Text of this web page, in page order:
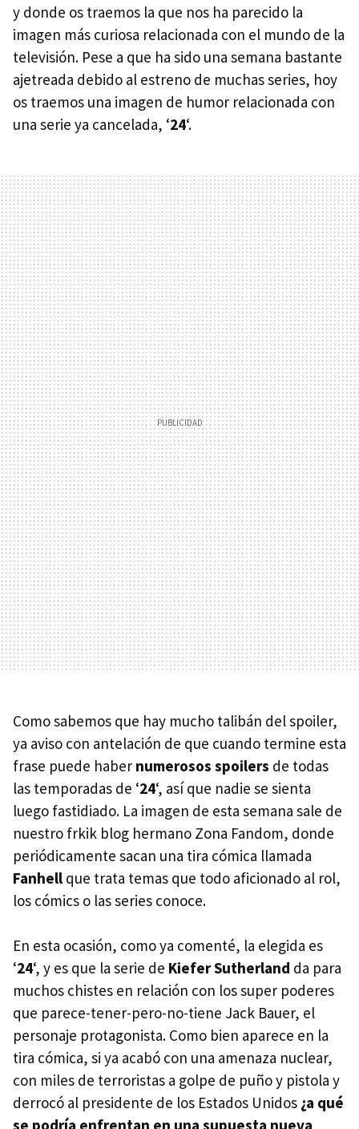
y donde os traemos la que nos ha parecido la
imagen más curiosa relacionada con el mundo de la
televisión. Pese a que ha sido una semana bastante
ajetreada debido al estreno de muchas series, hoy
os traemos una imagen de humor relacionada con
una serie ya cancelada, ‘24‘.
Como sabemos que hay mucho talibán del spoiler,
ya aviso con antelación de que cuando termine esta
frase puede haber numerosos spoilers de todas
las temporadas de ‘24‘, así que nadie se sienta
luego fastidiado. La imagen de esta semana sale de
nuestro frkik blog hermano Zona Fandom, donde
periódicamente sacan una tira cómica llamada
Fanhell que trata temas que todo aficionado al rol,
los cómics o las series conoce.
En esta ocasión, como ya comenté, la elegida es
‘24‘, y es que la serie de Kiefer Sutherland da para
muchos chistes en relación con los super poderes
que parece-tener-pero-no-tiene Jack Bauer, el
personaje protagonista. Como bien aparece en la
tira cómica, si ya acabó con una amenaza nuclear,
con miles de terroristas a golpe de puño y pistola y
derrocó al presidente de los Estados Unidos ¿a qué
se podría enfrentan en una supuesta nueva